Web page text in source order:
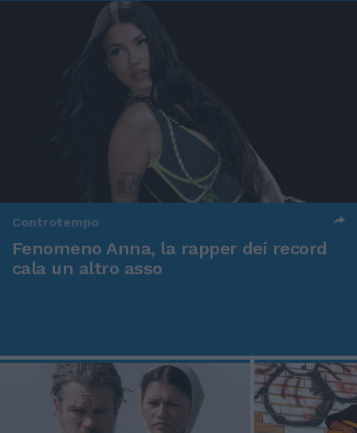
Controtempo
Fenomeno Anna, la rapper dei record
cala un altro asso